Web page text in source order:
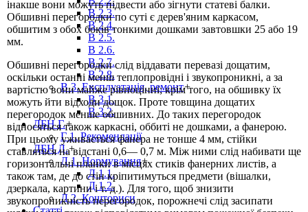
В 2.3.
В 2.4.
В 2.5.
В 2.6.
В 2.7.
В 2.8.
В 3. Експлуатація, ремонт+
В 3.1.
В 3.2.
ДБН Г.+
Г 1. Рекомендації
ДБН Д.+
Д 1. Нормування+
Д 1.1.
Д 1.2.
Д 2. Кошториси
інакше вони можуть підвести або зігнути статеві балки.
Обшивні перегородки по суті є дерев'яним каркасом,
обшитим з обох боків тонкими дошками завтовшки 25 або 19
мм.
Обшивні перегородки слід віддавати перевазі дощатим,
оскільки останні менш теплопровідні і звукопроникні, а за
вартістю вони майже рівноцінні; крім того, на обшивку їх
можуть йти відходи дощок. Проте товщина дощатих
перегородок менше обшивних. До таких перегородок
відносяться також каркасні, оббиті не дошками, а фанерою.
При цьому уживається фанера не тонше 4 мм, стійки
ставляться на відстані 0,6— 0,7 м. Між ними слід набивати ще
горизонтальні планки в місцях стиків фанерних листів, а
також там, де до стін кріпитимуться предмети (вішалки,
дзеркала, картини і т. д.). Для того, щоб знизити
звукопроникність перегородок, порожнечі слід засипати